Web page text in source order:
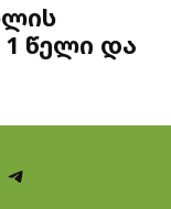
1 წელი და
Telegram